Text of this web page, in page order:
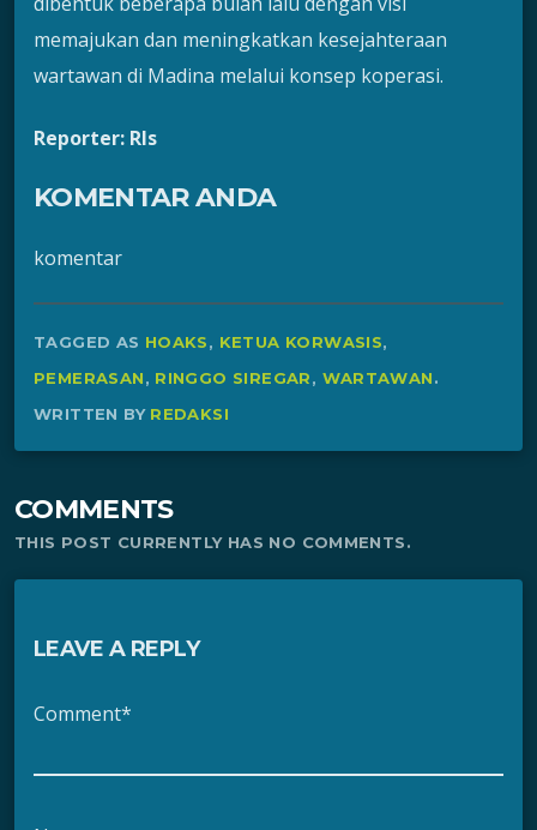
memajukan dan meningkatkan kesejahteraan
wartawan di Madina melalui konsep koperasi.
Reporter: Rls
KOMENTAR ANDA
komentar
TAGGED AS HOAKS, KETUA KORWASIS,
PEMERASAN, RINGGO SIREGAR, WARTAWAN.
WRITTEN BY REDAKSI
COMMENTS
THIS POST CURRENTLY HAS NO COMMENTS.
LEAVE A REPLY
Comment*